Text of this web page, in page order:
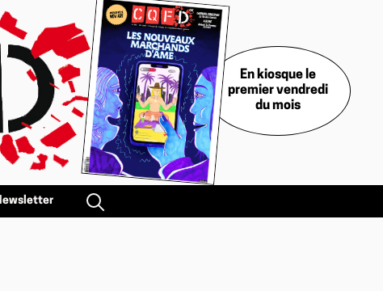
En kiosque le
premier vendredi
du mois